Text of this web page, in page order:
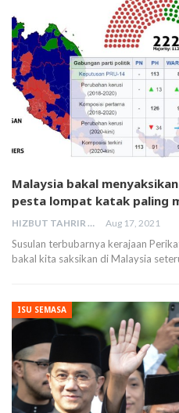
Malaysia bakal
pesta lompat katak paling
HIZBUT TAHRIR MALAYSIA Aug 17, 2021
Susulan terbubarnya kerajaan
bakal kita saksikan di Malaysia
ISU SEMASA